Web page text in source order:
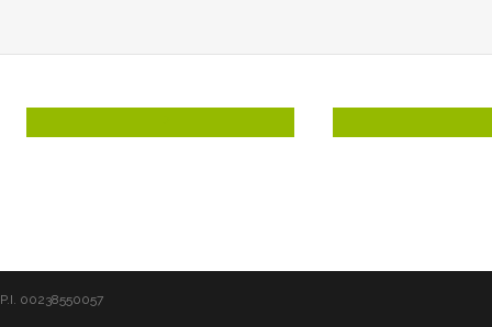
P.I. 00238550057